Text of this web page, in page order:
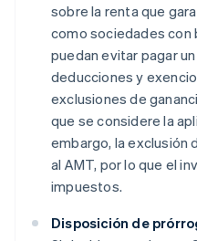
sobre la renta que
como sociedades con
puedan evitar pagar
deducciones y
exclusiones de
que se considere la
embargo, la exclusión
al AMT, por lo que el
impuestos.
Disposición de